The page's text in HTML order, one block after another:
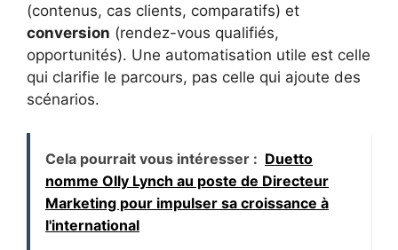
(contenus, cas clients, comparatifs) et
conversion (rendez-vous qualifiés,
opportunités). Une automatisation utile est celle
qui clarifie le parcours, pas celle qui ajoute des
scénarios.
Cela pourrait vous intéresser : Duetto
nomme Olly Lynch au poste de Directeur
Marketing pour impulser sa croissance à
l'international